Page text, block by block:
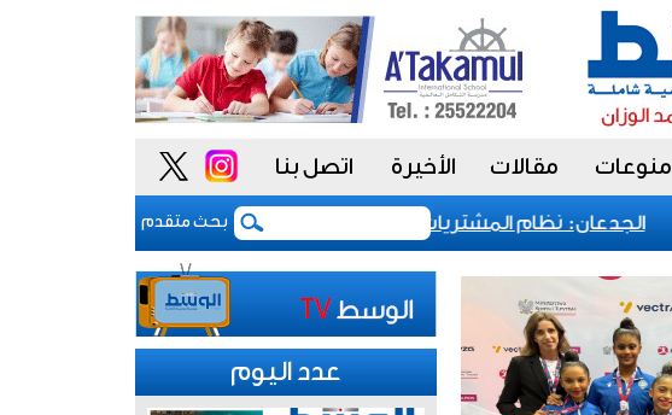
منوعات مقالات الأخيرة اتصل بنا
بحث متقدم
الجدعان: نظام المشتريات يمنح الحكومة السعودية أدوات أكثر مرونة
عدد اليوم